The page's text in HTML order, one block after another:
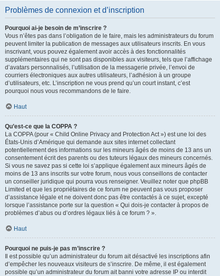
Problèmes de connexion et d’inscription
Pourquoi ai-je besoin de m’inscrire ?
Vous n’êtes pas dans l’obligation de le faire, mais les administrateurs du forum
peuvent limiter la publication de messages aux utilisateurs inscrits. En vous
inscrivant, vous pouvez également avoir accès à des fonctionnalités
supplémentaires qui ne sont pas disponibles aux visiteurs, tels que l’affichage
d’avatars personnalisés, l’utilisation de la messagerie privée, l’envoi de
courriers électroniques aux autres utilisateurs, l’adhésion à un groupe
d’utilisateurs, etc. L’inscription ne vous prend qu’un court instant, c’est
pourquoi nous vous recommandons de le faire.
Haut
Qu’est-ce que la COPPA ?
La COPPA (pour « Child Online Privacy and Protection Act ») est une loi des
États-Unis d’Amérique qui demande aux sites internet collectant
potentiellement des informations sur les mineurs âgés de moins de 13 ans un
consentement écrit des parents ou des tuteurs légaux des mineurs concernés.
Si vous ne savez pas si cette loi s’applique également aux mineurs âgés de
moins de 13 ans inscrits sur votre forum, nous vous conseillons de contacter
un conseiller juridique qui pourra vous renseigner. Veuillez noter que phpBB
Limited et que les propriétaires de ce forum ne peuvent pas vous proposer
d’assistance légale et ne doivent donc pas être contactés à ce sujet, excepté
lorsque l’assistance porte sur la question « Qui dois-je contacter à propos de
problèmes d’abus ou d’ordres légaux liés à ce forum ? ».
Haut
Pourquoi ne puis-je pas m’inscrire ?
Il est possible qu’un administrateur du forum ait désactivé les inscriptions afin
d’empêcher les nouveaux visiteurs de s’inscrire. De même, il est également
possible qu’un administrateur du forum ait banni votre adresse IP ou interdit